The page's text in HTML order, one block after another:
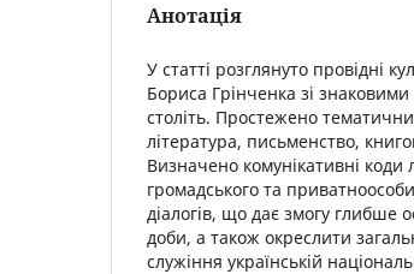
Анотація
У статті розглянуто провідні
Бориса Грінченка зі
століть. Простежено
література, письменство,
Визначено комунікативні
громадського та
діалогів, що дає змогу глибше
доби, а також окреслити
служіння українській